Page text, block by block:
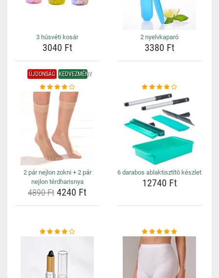
3 húsvéti kosár
3040 Ft
2 nyelvkaparó
3380 Ft
ÚJDONSÁG KEDVEZMÉNY
2 pár nejlon zokni + 2 pár
nejlon térdharisnya
4890 Ft 4240 Ft
6 darabos ablaktisztító készlet
12740 Ft